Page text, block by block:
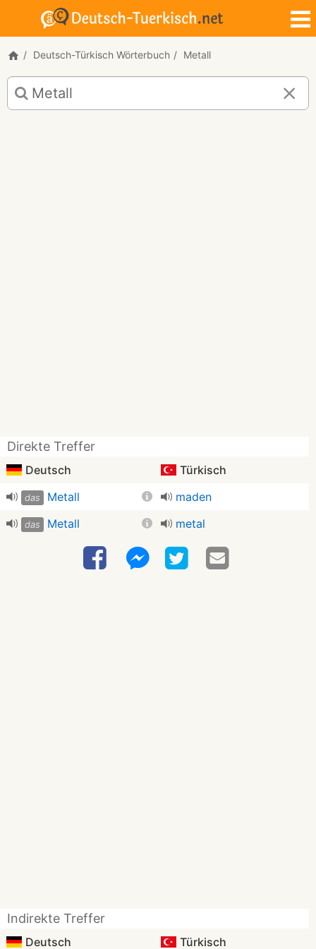
Deutsch-Türkisch Wörterbuch Metall
Deutsch-
Türkisch
Übersetzung
Direkte Treffer
Deutsch Türkisch
das Metall maden
das Metall metal
Indirekte Treffer
Deutsch Türkisch